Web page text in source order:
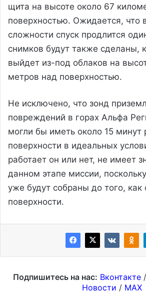
щита на высоте около 67
поверхностью. Ожидается, что
сложности спуск продлится
снимков будут также сделаны,
выйдет из-под облаков на
метров над поверхностью.
Не исключено, что зонд
повреждений в горах Альфа
могли бы иметь около 15 минут
поверхности в идеальных
работает он или нет, не имеет
данном этапе миссии,
уже будут собраны до того, как
поверхности.
Подпишитесь на нас: Вконтакте /
Новости / MAX